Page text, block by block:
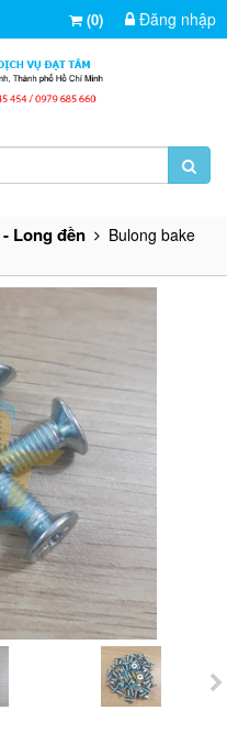
(0) Đăng nhập
Long đền
Bulong bake